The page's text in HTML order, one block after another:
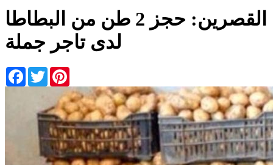
القصرين: حجز 2 طن من البطاطا
لدى تاجر جملة
Facebook
Twitter